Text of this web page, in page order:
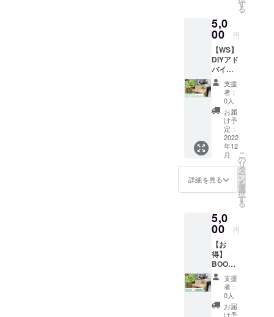
きま
す。 ※
ニック
ネーム
や事業
名での
掲載も
可能で
す。 ※
備考欄
に掲載
時に明
記した
いお名
前をご
記入く
ださ
※BOOK
のお届
けとな
す。
す
る
5,0
00 円
【WS】
DIYアド
バイ
ザーと
一緒に1
日DIY！
大阪堺
のDIYス
ペース
MANAb
ooで 単
発DIYが
行えま
す。 贅
沢なア
きっき
りコー
ス！ 1
日でサ
クッと
DIY始め
てみま
せん
か？ 会
場：大
阪府、
支援
者：
0人
お届
け予
定：
2022
年12
月
詳細を見る
こ
の
リ
タ
ー
ン
を
選
択
す
る
5,0
00 円
【お
得】
BOOK&
基礎講
習 完成
した
BOOK
のお届
支援
者：
0人
お届
け予